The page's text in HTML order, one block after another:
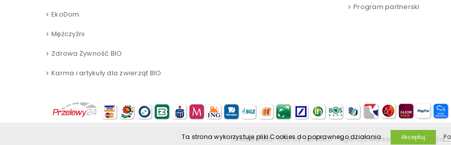
Ta strona wykorzystuje pliki Cookies do poprawnego działania. Akceptuj
EkoDom
Mężczyźni
Zdrowa Żywność BIO
Karma i artykuły dla zwierząt BIO
Program partnerski
Created with love byJustIdea-Agencja Marketingowa Kraków